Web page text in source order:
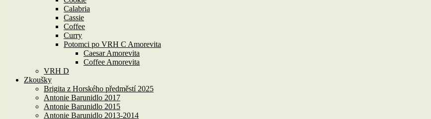
Calabria
Cassie
Coffee
Curry
Potomci po VRH C Amorevita
Caesar Amorevita
Coffee Amorevita
VRH D
Zkoušky
Brigita z Horského předměstí 2025
Antonie Barunidlo 2017
Antonie Barunidlo 2015
Antonie Barunidlo 2013-2014